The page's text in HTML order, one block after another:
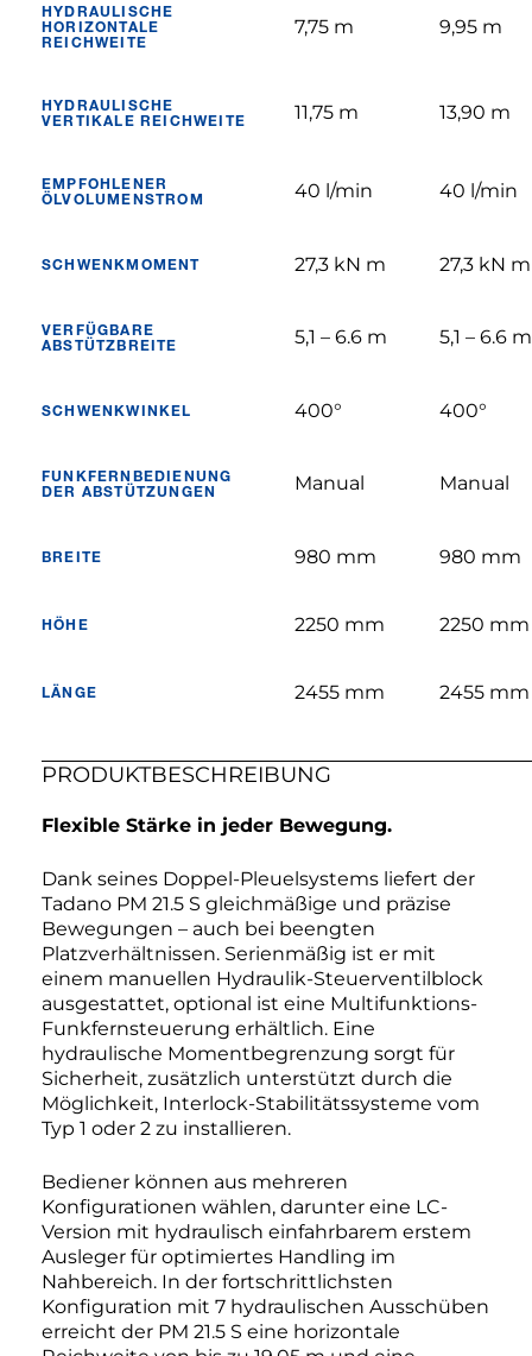
HYDRAULISCHE
HORIZONTALE
REICHWEITE
7,75 m 9,95 m
HYDRAULISCHE
VERTIKALE REICHWEITE
11,75 m 13,90 m
EMPFOHLENER
ÖLVOLUMENSTROM
40 l/min 40 l/min
SCHWENKMOMENT 27,3 kN m 27,3 kN m
VERFÜGBARE
ABSTÜTZBREITE
5,1 – 6.6 m 5,1 – 6.6 m
SCHWENKWINKEL 400° 400°
FUNKFERNBEDIENUNG
DER ABSTÜTZUNGEN
Manual Manual
BREITE 980 mm 980 mm
HÖHE 2250 mm 2250 mm
LÄNGE 2455 mm 2455 mm
PRODUKTBESCHREIBUNG
Flexible Stärke in jeder Bewegung.
Dank seines Doppel-Pleuelsystems liefert der
Tadano PM 21.5 S gleichmäßige und präzise
Bewegungen – auch bei beengten
Platzverhältnissen. Serienmäßig ist er mit
einem manuellen Hydraulik-Steuerventilblock
ausgestattet, optional ist eine Multifunktions-
Funkfernsteuerung erhältlich. Eine
hydraulische Momentbegrenzung sorgt für
Sicherheit, zusätzlich unterstützt durch die
Möglichkeit, Interlock-Stabilitätssysteme vom
Typ 1 oder 2 zu installieren.
Bediener können aus mehreren
Konfigurationen wählen, darunter eine LC-
Version mit hydraulisch einfahrbarem erstem
Ausleger für optimiertes Handling im
Nahbereich. In der fortschrittlichsten
Konfiguration mit 7 hydraulischen Ausschüben
erreicht der PM 21.5 S eine horizontale